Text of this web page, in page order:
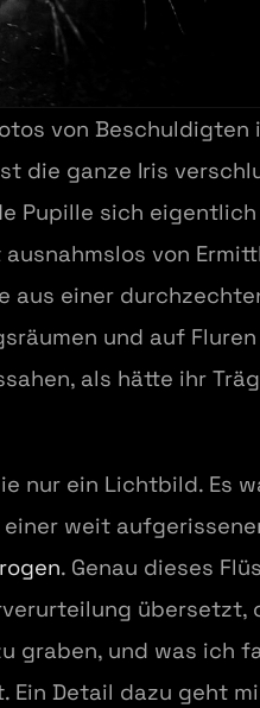
von Beschuldigten
die ganze Iris
Pupille sich eigentlich
von
aus einer
und auf Fluren
als hätte ihr
nur ein Lichtbild. Es
weit
. Genau dieses
übersetzt,
graben, und was ich
Detail dazu geht